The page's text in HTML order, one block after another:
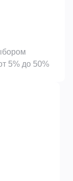
5% до 50%